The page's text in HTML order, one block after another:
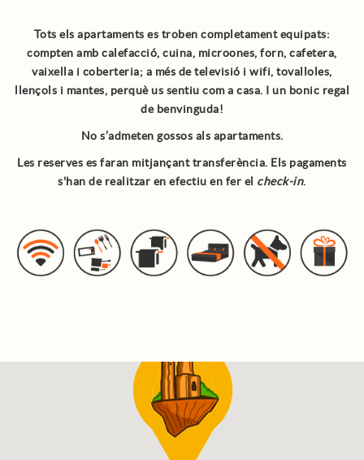
Tots els apartaments es troben completament equipats:
compten amb calefacció, cuina, microones, forn, cafetera,
vaixella i coberteria; a més de televisió i wifi, tovalloles,
llençols i mantes, perquè us sentiu com a casa. I un bonic regal
de benvinguda!
No s’admeten gossos als apartaments.
Les reserves es faran mitjançant transferència. Els pagaments
s'han de realitzar en efectiu en fer el check-in.